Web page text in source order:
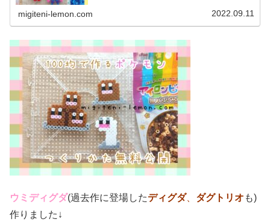
migiteni-lemon.com 2022.09.11
ウミディグダ(過去作に登場したディグダ、 ダグトリオ も)
作りました↓